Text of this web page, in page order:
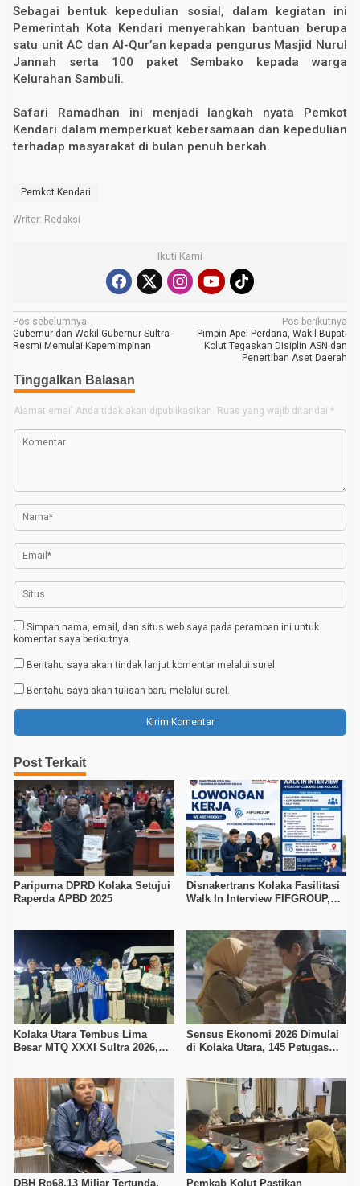
Sebagai bentuk kepedulian sosial, dalam kegiatan ini
Pemerintah Kota Kendari menyerahkan bantuan berupa
satu unit AC dan Al-Qur’an kepada pengurus Masjid Nurul
Jannah serta 100 paket Sembako kepada warga
Kelurahan Sambuli.
Safari Ramadhan ini menjadi langkah nyata Pemkot
Kendari dalam memperkuat kebersamaan dan kepedulian
terhadap masyarakat di bulan penuh berkah.
Pemkot Kendari
Writer: Redaksi
Ikuti Kami
N
a
i
g
a
p
o
s
Pos sebelumnya
Gubernur dan Wakil Gubernur Sultra
Resmi Memulai Kepemimpinan
Pos berikutnya
Pimpin Apel Perdana, Wakil Bupati
Kolut Tegaskan Disiplin ASN dan
Penertiban Aset Daerah
Tinggalkan Balasan
Alamat email Anda tidak akan dipublikasikan. Ruas yang wajib ditandai *
Simpan nama, email, dan situs web saya pada peramban ini untuk
komentar saya berikutnya.
Beritahu saya akan tindak lanjut komentar melalui surel.
Beritahu saya akan tulisan baru melalui surel.
Post Terkait
Paripurna DPRD Kolaka Setujui
Raperda APBD 2025
Disnakertrans Kolaka Fasilitasi
Walk In Interview FIFGROUP,
Kolaka Utara Tembus Lima
Besar MTQ XXXI Sultra 2026,
Sensus Ekonomi 2026 Dimulai
di Kolaka Utara, 145 Petugas
DBH Rp68,13 Miliar Tertunda, Pemkab Kolut Pastikan